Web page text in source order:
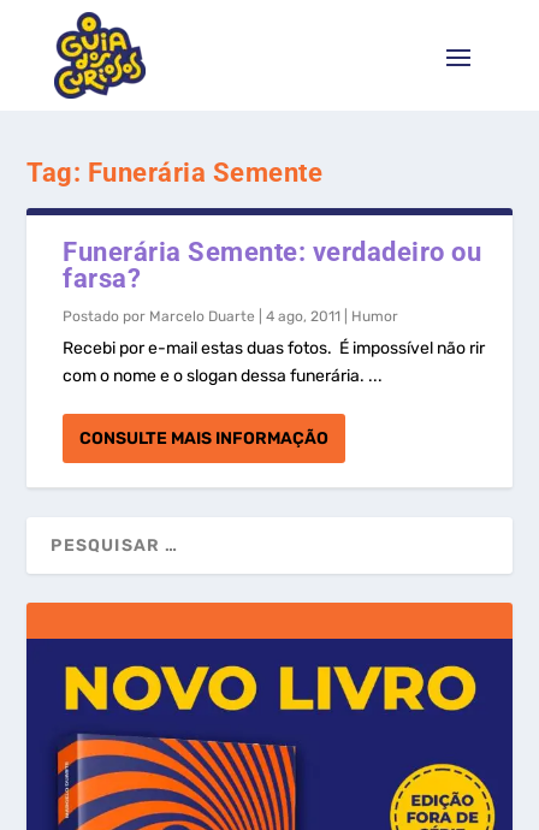
Tag: Funerária Semente
Funerária Semente: verdadeiro ou
farsa?
Postado por Marcelo Duarte |4 ago, 2011 Humor
Recebi por e-mail estas duas fotos. É impossível não rir
com o nome e o slogan dessa funerária. ...
CONSULTE MAIS INFORMAÇÃO